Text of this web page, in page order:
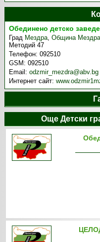
Обединено детско
Град Мездра,Община
Методий 47
Телефон:092510
GSM:092510
Email:odzmir_mezdra@abv.bg
Интернет сайт:
Още Детски